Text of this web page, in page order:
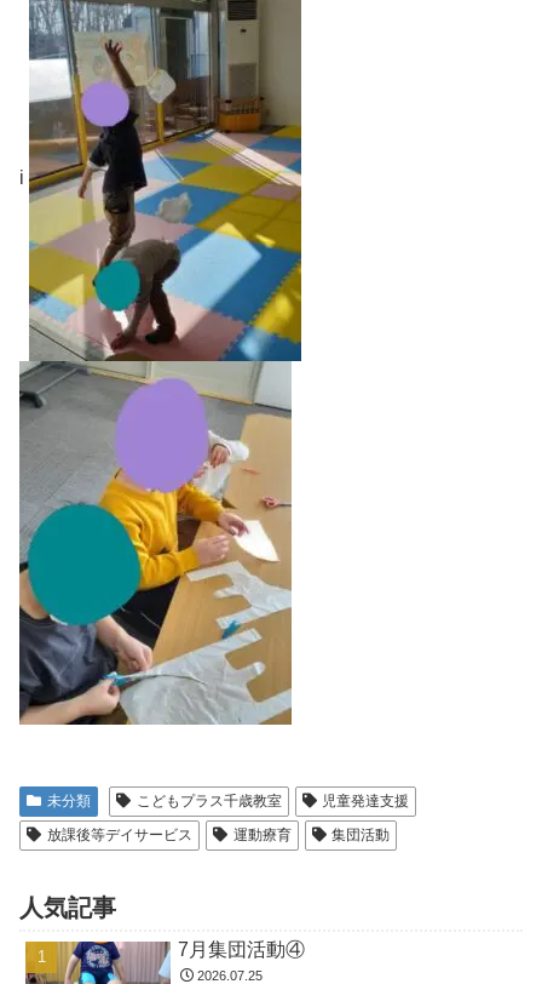
i
未分類 こどもプラス千歳教室
児童発達支援
放課後等デイサービス
運動療育 集団活動
人気記事
7月集団活動④
2026.07.25